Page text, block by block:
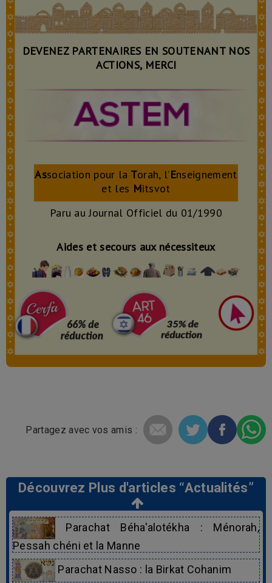
DEVENEZ PARTENAIRES EN SOUTENANT NOS
ACTIONS, MERCI
Association pour la Torah, l’Enseignement
et les Mitsvot
Paru au Journal Officiel du 01/1990
Aides et secours aux nécessiteux
Partagez avec vos amis :
Découvrez Plus d'articles “Actualités”
Parachat Béha'alotékha : Ménorah,
Pessah chéni et la Manne
Parachat Nasso : la Birkat Cohanim